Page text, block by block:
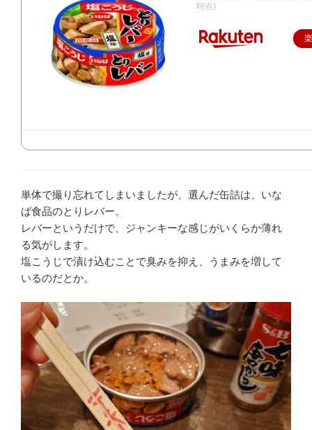
時点)
単体で撮り忘れてしまいましたが、選んだ缶詰は、いな
ば食品のとりレバー。
レバーというだけで、ジャンキーな感じがいくらか薄れ
る気がします。
塩こうじで漬け込むことで臭みを抑え、うまみを増して
いるのだとか。